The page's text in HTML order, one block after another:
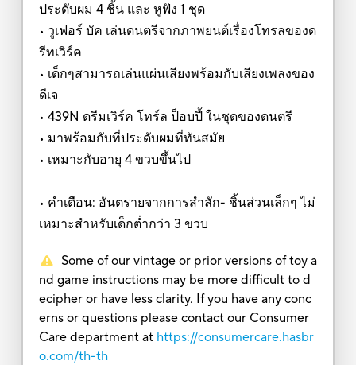
ประดับผม 4 ชิ้น และ หูฟัง 1 ชุด
• วูเฟอร์ บัค เล่นดนตรีจากภาพยนต์เรื่องโทรลของด
รีทเวิร์ค
• เด็กๆสามารถเล่นแผ่นเสียงพร้อมกับเสียงเพลงของ
ดีเจ
• 439N ดรีมเวิร์ค โทร์ล ป็อบปี้ ในชุดของดนตรี
• มาพร้อมกับที่ประดับผมที่ทันสมัย
• เหมาะกับอายุ 4 ขวบขึ้นไป
• คำเตือน: อันตรายจากการสำลัก- ชิ้นส่วนเล็กๆ ไม่
เหมาะสำหรับเด็กต่ำกว่า 3 ขวบ
Some of our vintage or prior versions of toy a
nd game instructions may be more difficult to d
ecipher or have less clarity. If you have any conc
erns or questions please contact our Consumer
Care department at https://consumercare.hasbr
o.com/th-th